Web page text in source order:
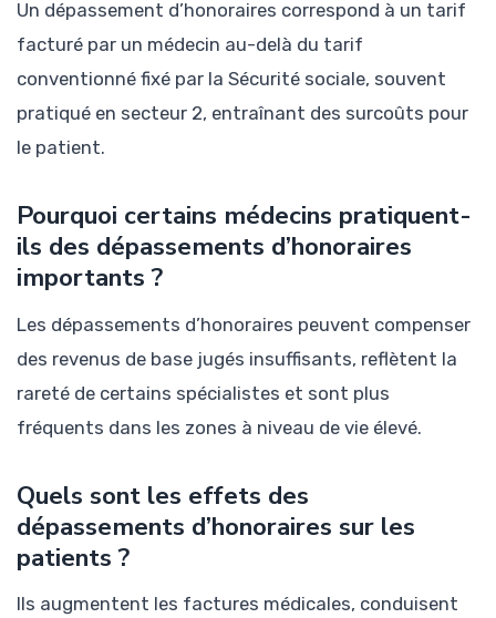
Un dépassement d’honoraires correspond à un tarif
facturé par un médecin au-delà du tarif
conventionné fixé par la Sécurité sociale, souvent
pratiqué en secteur 2, entraînant des surcoûts pour
le patient.
Pourquoi certains médecins pratiquent-
ils des dépassements d’honoraires
importants ?
Les dépassements d’honoraires peuvent compenser
des revenus de base jugés insuffisants, reflètent la
rareté de certains spécialistes et sont plus
fréquents dans les zones à niveau de vie élevé.
Quels sont les effets des
dépassements d’honoraires sur les
patients ?
Ils augmentent les factures médicales, conduisent